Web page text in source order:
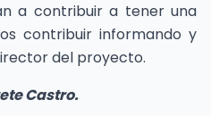
a contribuir a tener una
contribuir informando y
del proyecto.
Castro.